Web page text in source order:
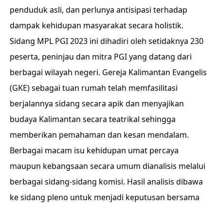
penduduk asli, dan perlunya antisipasi terhadap
dampak kehidupan masyarakat secara holistik.
Sidang MPL PGI 2023 ini dihadiri oleh setidaknya 230
peserta, peninjau dan mitra PGI yang datang dari
berbagai wilayah negeri. Gereja Kalimantan Evangelis
(GKE) sebagai tuan rumah telah memfasilitasi
berjalannya sidang secara apik dan menyajikan
budaya Kalimantan secara teatrikal sehingga
memberikan pemahaman dan kesan mendalam.
Berbagai macam isu kehidupan umat percaya
maupun kebangsaan secara umum dianalisis melalui
berbagai sidang-sidang komisi. Hasil analisis dibawa
ke sidang pleno untuk menjadi keputusan bersama